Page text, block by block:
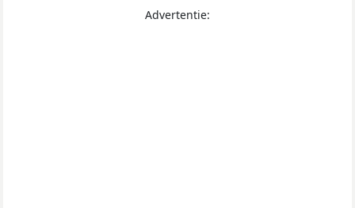
Advertentie: